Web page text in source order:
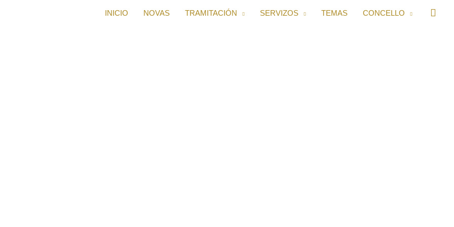
INICIO NOVAS TRAMITACIÓN SERVIZOS TEMAS CONCELLO